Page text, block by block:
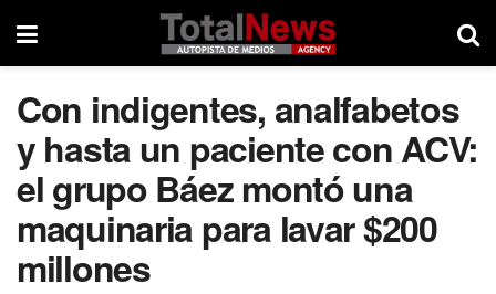
Con indigentes, analfabetos
y hasta un paciente con ACV:
el grupo Báez montó una
maquinaria para lavar $200
millones